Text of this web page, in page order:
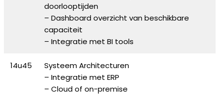
doorlooptijden
– Dashboard overzicht van beschikbare
capaciteit
– Integratie met BI tools
14u45
Systeem Architecturen
– Integratie met ERP
– Cloud of on-premise